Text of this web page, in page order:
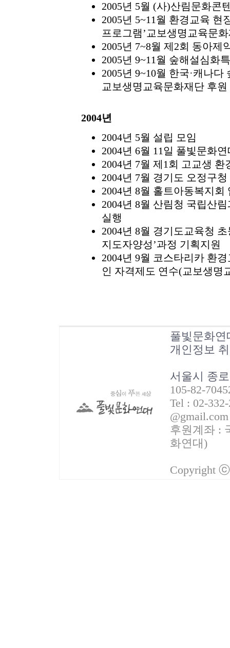
2005년 5월 (사)산림문화콘
2005년 5~11월 환경교육 현
프로그램’교보생명교육문
2005년 7~8월 제2회 동아
2005년 9~11월 숲해설심화
2005년 9~10월 한국·캐나
교보생명교육문화재단 후원
2004년
2004년 5월 설립 모임
2004년 6월 11일 풀빛문화
2004년 7월 제1회 고교생
2004년 7월 경기도 오정구
2004년 8월 홀트아동복지
2004년 8월 산림청 국립산
실행
2004년 8월 경기도교육청
지도자양성’과정 기획지원
2004년 9월 코스타리카 환
인 자격제도 연수(교보생명
풀빛문화연
개인정보
서울시 종
105-82-
Tel : 02-
@gmail.com
후원계좌 :
화연대)
Copyright